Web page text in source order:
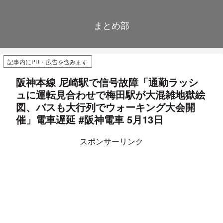
まとめ部
記事内にPR・広告を含みます
阪神本線 尼崎駅で信号故障「通勤ラッシ
ュに運転見合わせで梅田駅が大混雑地獄絵
図、バスも大行列でウォーキング大会開
催」電車遅延 #阪神電車 5月13日
スポンサーリンク